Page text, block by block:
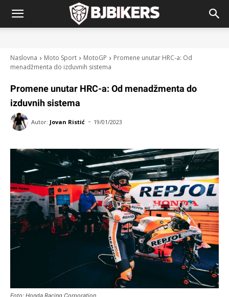
Naslovna Moto Sport MotoGP
Promene unutar HRC-a: Od
menadžmenta do izduvnih sistema
Promene unutar HRC-a: Od menadžmenta do
izduvnih sistema
Autor: Jovan Ristić - 19/01/2023
Foto: Honda Racing Corporation